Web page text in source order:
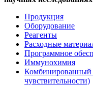
Продукция
Оборудование
Реагенты
Расходные
Программное
Иммунохимия
Комбинированный
чувствительности)